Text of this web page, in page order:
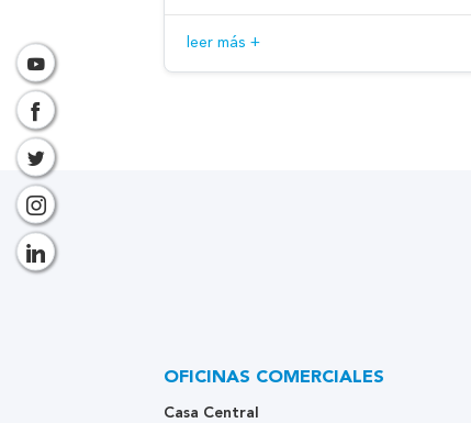
leer más +
OFICINAS COMERCIALES
Casa Central